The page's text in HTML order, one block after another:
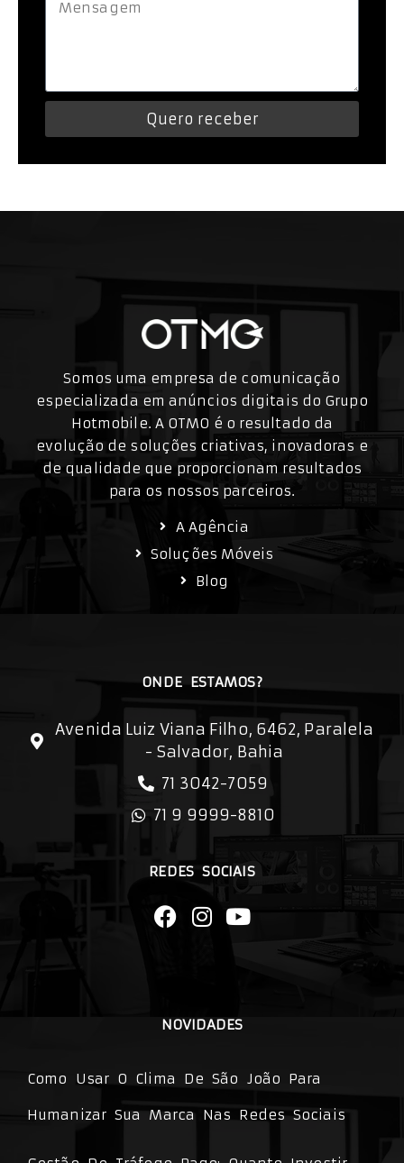
Quero receber
Somos uma empresa de comunicação
especializada em anúncios digitais do Grupo
Hotmobile. A OTMO é o resultado da
evolução de soluções criativas, inovadoras e
de qualidade que proporcionam resultados
para os nossos parceiros.
A Agência
Soluções Móveis
Blog
ONDE ESTAMOS?
Avenida Luiz Viana Filho, 6462, Paralela
- Salvador, Bahia
71 3042-7059
71 9 9999-8810
REDES SOCIAIS
NOVIDADES
Como Usar O Clima De São João Para
Humanizar Sua Marca Nas Redes Sociais